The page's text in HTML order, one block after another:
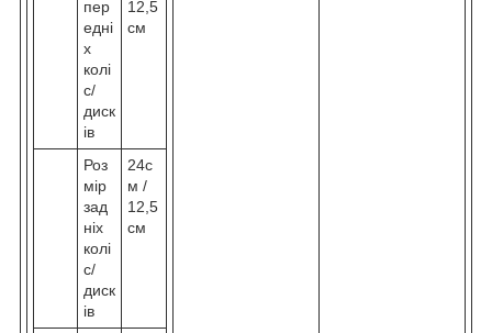
пер
едні
х
колі
с/
диск
ів
12,5
см
Роз
мір
зад
ніх
колі
с/
диск
ів
24с
м /
12,5
см